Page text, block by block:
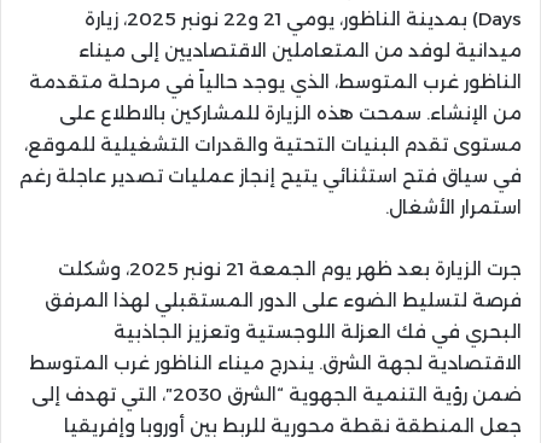
Days) بمدينة الناظور، يومي 21 و22 نونبر 2025، زيارة
ميدانية لوفد من المتعاملين الاقتصاديين إلى ميناء
الناظور غرب المتوسط، الذي يوجد حالياً في مرحلة متقدمة
من الإنشاء. سمحت هذه الزيارة للمشاركين بالاطلاع على
مستوى تقدم البنيات التحتية والقدرات التشغيلية للموقع،
في سياق فتح استثنائي يتيح إنجاز عمليات تصدير عاجلة رغم
استمرار الأشغال.
جرت الزيارة بعد ظهر يوم الجمعة 21 نونبر 2025، وشكلت
فرصة لتسليط الضوء على الدور المستقبلي لهذا المرفق
البحري في فك العزلة اللوجستية وتعزيز الجاذبية
الاقتصادية لجهة الشرق. يندرج ميناء الناظور غرب المتوسط
ضمن رؤية التنمية الجهوية “الشرق 2030″، التي تهدف إلى
جعل المنطقة نقطة محورية للربط بين أوروبا وإفريقيا